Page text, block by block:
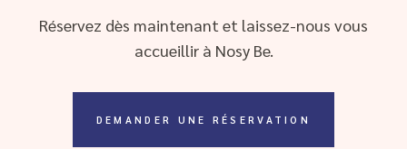
Réservez dès maintenant et laissez-nous vous
accueillir à Nosy Be.
DEMANDER UNE RÉSERVATION